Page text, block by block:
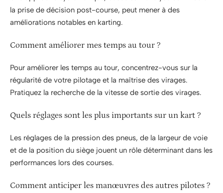
la prise de décision post-course, peut mener à des
améliorations notables en karting.
Comment améliorer mes temps au tour ?
Pour améliorer les temps au tour, concentrez-vous sur la
régularité de votre pilotage et la maîtrise des virages.
Pratiquez la recherche de la vitesse de sortie des virages.
Quels réglages sont les plus importants sur un kart ?
Les réglages de la pression des pneus, de la largeur de voie
et de la position du siège jouent un rôle déterminant dans les
performances lors des courses.
Comment anticiper les manœuvres des autres pilotes ?